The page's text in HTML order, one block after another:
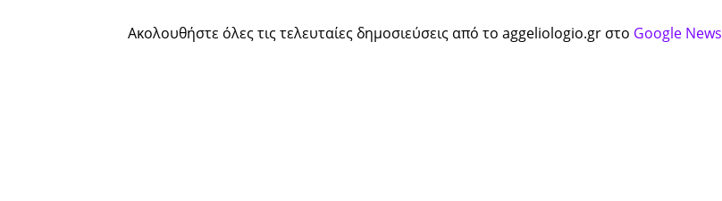
Ακολουθήστε όλες τις τελευταίες δημοσιεύσεις από το aggeliologio.gr στο Google News